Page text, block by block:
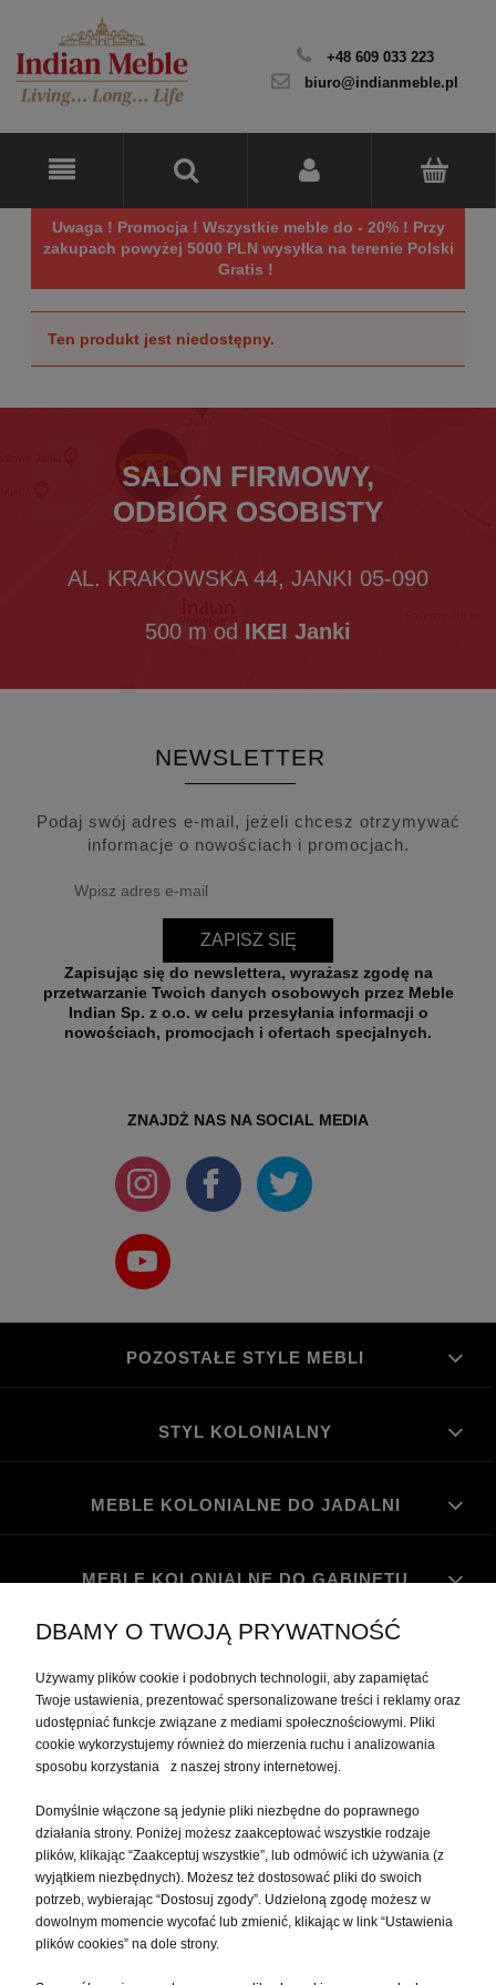
+48 609 033 223
biuro@indianmeble.pl
Uwaga ! Promocja ! Wszystkie meble do - 20% ! Przy
zakupach powyżej 5000 PLN wysyłka na terenie Polski
Gratis !
Ten produkt jest niedostępny.
SALON FIRMOWY,
ODBIÓR OSOBISTY
AL. KRAKOWSKA 44, JANKI 05-090
500 m od IKEI Janki
NEWSLETTER
Podaj swój adres e-mail, jeżeli chcesz otrzymywać
informacje o nowościach i promocjach.
ZAPISZ SIĘ
Zapisując się do newslettera, wyrażasz zgodę na
przetwarzanie Twoich danych osobowych przez Meble
Indian Sp. z o.o. w celu przesyłania informacji o
nowościach, promocjach i ofertach specjalnych.
ZNAJDŻ NAS NA SOCIAL MEDIA
POZOSTAŁE STYLE MEBLI
STYL KOLONIALNY
MEBLE KOLONIALNE DO JADALNI
MEBLE KOLONIALNE DO GABINETU
PŁATNOŚCI I DOSTAWA
O NAS
DBAMY O TWOJĄ PRYWATNOŚĆ
Używamy plików cookie i podobnych technologii, aby zapamiętać
Twoje ustawienia, prezentować spersonalizowane treści i reklamy oraz
udostępniać funkcje związane z mediami społecznościowymi. Pliki
cookie wykorzystujemy również do mierzenia ruchu i analizowania
sposobu korzystania z naszej strony internetowej.
Domyślnie włączone są jedynie pliki niezbędne do poprawnego
działania strony. Poniżej możesz zaakceptować wszystkie rodzaje
plików, klikając “Zaakceptuj wszystkie”, lub odmówić ich używania (z
wyjątkiem niezbędnych). Możesz też dostosować pliki do swoich
potrzeb, wybierając “Dostosuj zgody”. Udzieloną zgodę możesz w
dowolnym momencie wycofać lub zmienić, klikając w link “Ustawienia
plików cookies” na dole strony.